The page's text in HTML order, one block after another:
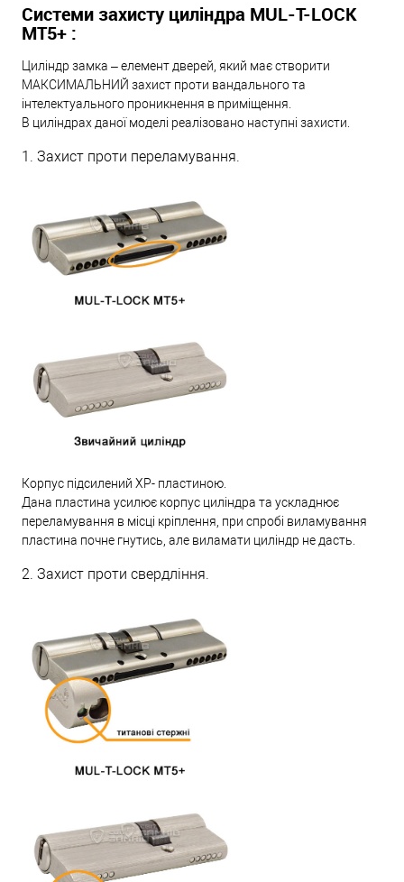
Системи захисту циліндра MUL-T-LOCK
МТ5+ :
Циліндр замка – елемент дверей, який має створити
МАКСИМАЛЬНИЙ захист проти вандального та
інтелектуального проникнення в приміщення.
В циліндрах даної моделі реалізовано наступні захисти.
1. Захист проти переламування.
Корпус підсилений XP- пластиною.
Дана пластина усилює корпус циліндра та ускладнює
переламування в місці кріплення, при спробі виламування
пластина почне гнутись, але виламати циліндр не дасть.
2. Захист проти свердління.